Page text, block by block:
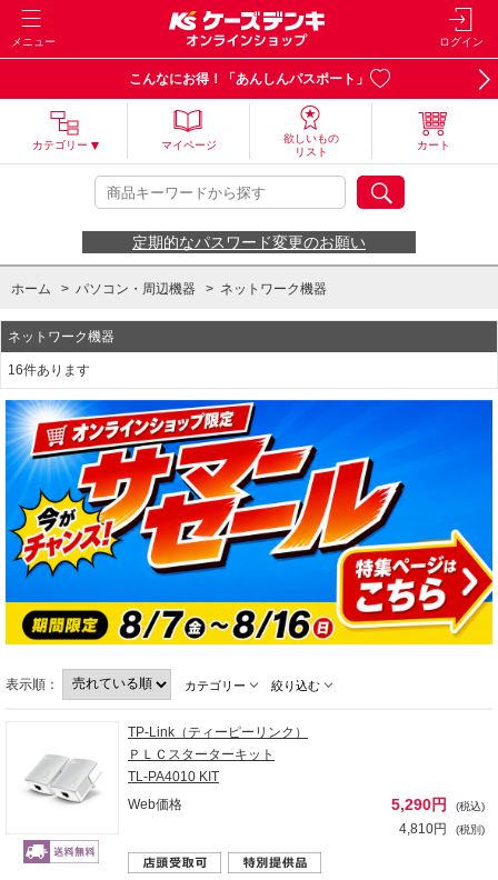
メニュー ログイン
こんなにお得！「あんしんパスポート」
カテゴリー マイページ
欲しいもの
リスト
カート
定期的なパスワード変更のお願い
ホーム > パソコン・周辺機器 > ネットワーク機器
ネットワーク機器
16件あります
表示順： カテゴリー 絞り込む
TP-Link（ティーピーリンク）
ＰＬＣスターターキット
TL-PA4010 KIT
Web価格
5,290円 (税込)
4,810円 (税別)